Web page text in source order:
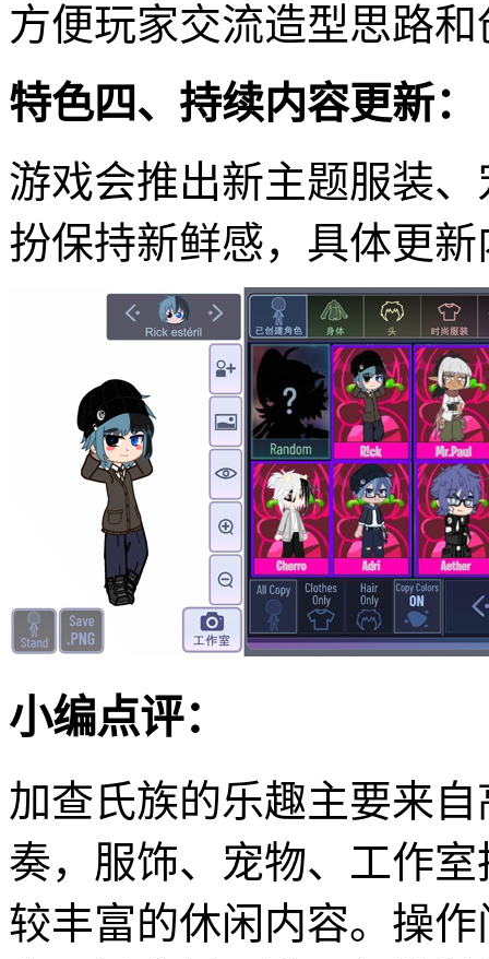
方便玩家交流造型思路
特色四、持续内容更新：
游戏会推出新主题服装
扮保持新鲜感，具体更
小编点评：
加查氏族的乐趣主要来
奏，服饰、宠物、工作
较丰富的休闲内容。操